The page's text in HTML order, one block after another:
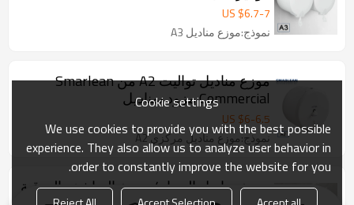
US $6.7-7
نموذج:موزع مناديل A3
موزع مناديل تواليت A2 من Smarlean
Commercial مزود بمناديل
US $6-6.5
نموذج:موزع مناديل مركزي A2
موزع مناديل الحمام/ موزع المناشف الورقية
Cookie settings
We use cookies to provide you with the best possible
experience. They also allow us to analyze user behavior in
order to constantly improve the website for you.